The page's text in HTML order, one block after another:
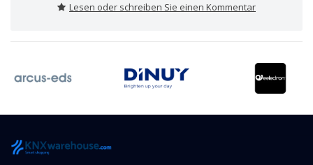
Lesen oder schreiben Sie einen Kommentar